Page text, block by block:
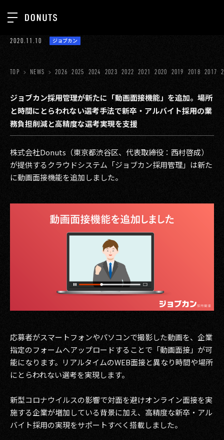
ジョブカン
ゲーム
ミクチャ
医療(CLIUS)
出版メディア
美少女図鑑
タテドラ
その他事業
2026
2025
2023
2022
2021
2020
2019
TOP
ABOUT
SERVICES
GROUP
RECRUIT
CONTACT
2020.11.10 ジョブカン
TOP NEWS 2026 2025 2024 2023 2022 2021 2020 2019 2018 2017
ジョブカン採用管理が新たに「動画面接機能」を追加。場所
と時間にとらわれない選考手法で新卒・アルバイト採用の業
務負担削減と高精度な選考実現を支援
株式会社Donuts（東京都渋谷区、代表取締役：西村啓成）
が提供するクラウドシステム「ジョブカン採用管理」は新た
に動画面接機能を追加しました。
応募者がスマートフォンやパソコンで撮影した動画を、企業
指定のフォームへアップロードすることで「動画面接」が可
能になります。リアルタイムのWEB面接と異なり時間や場所
にとらわれない選考を実現します。
新型コロナウイルスの影響で対面を避けオンライン面接を実
施する企業が増加している背景に加え、高精度な新卒・アル
バイト採用の実現をサポートすべく搭載しました。